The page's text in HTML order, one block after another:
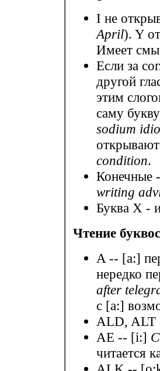
I не
April). Y
Имеет
Если за
другой
этим
саму
sodium
condition.
Конечные
writing
Буква X -
Чтение
A -- [a:]
нередко
after
с [a:]
ALD,
AE -- [i:]
читается